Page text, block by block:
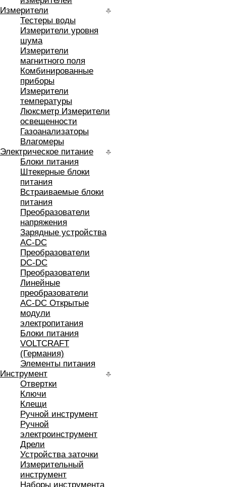
Измерители
Тестеры воды
Измерители уровня
шума
Измерители
магнитного поля
Комбинированные
приборы
Измерители
температуры
Люксметр Измерители
освещенности
Газоанализаторы
Влагомеры
Электрическое питание
Блоки питания
Штекерные блоки
питания
Встраиваемые блоки
питания
Преобразователи
напряжения
Зарядные устройства
AC-DC
Преобразователи
DC-DC
Преобразователи
Линейные
преобразователи
AC-DC Открытые
модули
электропитания
Блоки питания
VOLTCRAFT
(Германия)
Элементы питания
Инструмент
Отвертки
Ключи
Клещи
Ручной инструмент
Ручной
электроинструмент
Дрели
Устройства заточки
Измерительный
инструмент
Наборы инструмента